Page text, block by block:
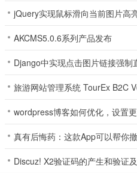
jQuery实现鼠标滑向当前图片高
AKCMS5.0.6系列产品发布
Django中实现点击图片链接强制
旅游网站管理系统 TourEx B2C
wordpress博客如何优化，设置
真有后悔药：这款App可以帮你
Discuz! X2验证码的产生和验证